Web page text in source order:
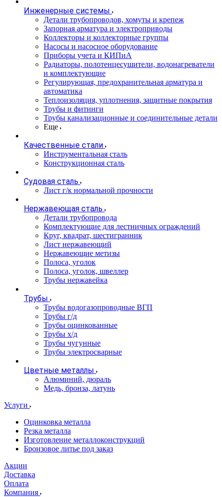
Инженерные системы
Детали трубопроводов, хомуты и крепеж
Запорная арматура и электроприводы
Коллекторы и коллекторные группы
Насосы и насосное оборудование
Приборы учета и КИПиА
Радиаторы, полотенцесушители, водонагреватели
и комплектующие
Регулирующая, предохранительная арматура и
автоматика
Теплоизоляция, уплотнения, защитные покрытия
Трубы и фитинги
Трубы канализационные и соединительные детали
Еще
Качественные стали
Инструментальная сталь
Конструкционная сталь
Судовая сталь
Лист г/к нормальной прочности
Нержавеющая сталь
Детали трубопровода
Комплектующие для лестничных ограждений
Круг, квадрат, шестигранник
Лист нержавеющий
Нержавеющие метизы
Полоса, уголок
Полоса, уголок, швеллер
Трубы нержавейка
Трубы
Трубы водогазопроводные ВГП
Трубы г/д
Трубы оцинкованные
Трубы х/д
Трубы чугунные
Трубы электросварные
Цветные металлы
Алюминий, дюраль
Медь, бронза, латунь
Услуги
Оцинковка металла
Резка металла
Изготовление металлоконструкций
Бронзовое литье под заказ
Акции
Доставка
Оплата
Компания